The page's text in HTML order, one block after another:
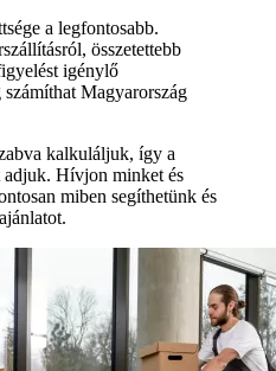
a legfontosabb.
összetettebb
igénylő
Magyarország
kalkuláljuk, így a
adjuk. Hívjon minket és
miben segíthetünk és